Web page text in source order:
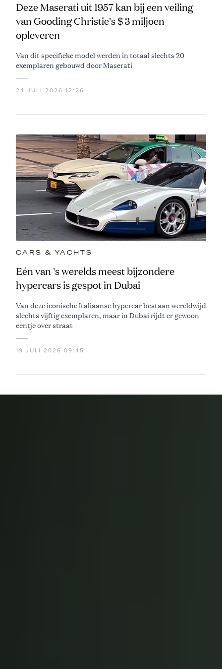
Deze Maserati uit 1957 kan bij een veiling
van Gooding Christie's $ 3 miljoen
opleveren
Van dit specifieke model werden in totaal slechts 20
exemplaren gebouwd door Maserati
24 JULI 2026 12:26
CARS & YACHTS
Eén van 's werelds meest bijzondere
hypercars is gespot in Dubai
Van deze iconische Italiaanse hypercar bestaan wereldwijd
slechts vijftig exemplaren, maar in Dubai rijdt er gewoon
eentje over straat
19 JULI 2026 09:45